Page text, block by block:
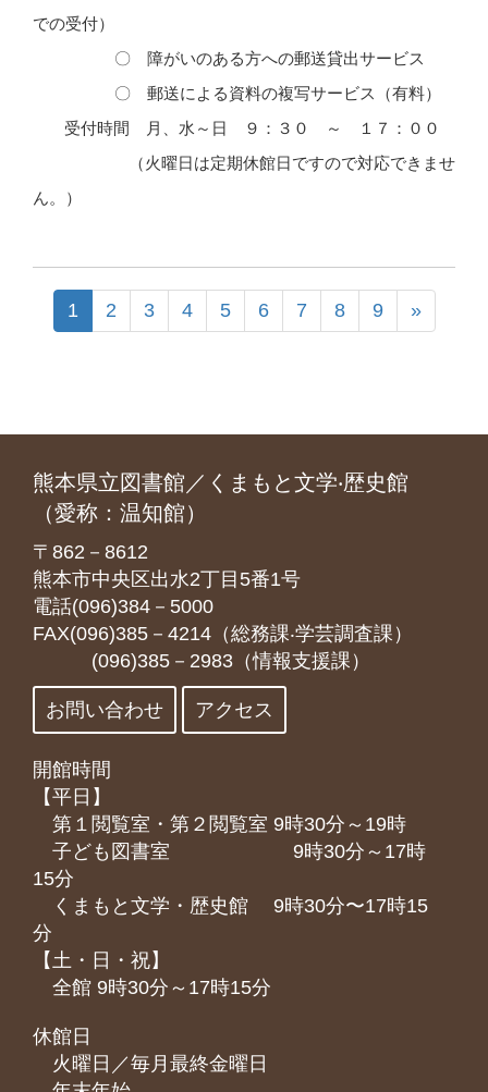
での受付）
〇 障がいのある方への郵送貸出サービス
〇 郵送による資料の複写サービス（有料）
受付時間 月、水～日 ９：３０ ～ １７：００
（火曜日は定期休館日ですので対応できませ
ん。）
1 2 3 4 5 6 7 8 9 »
熊本県立図書館／くまもと文学‧歴史館
（愛称：温知館）
〒862－8612
熊本市中央区出水2丁目5番1号
電話(096)384－5000
FAX(096)385－4214（総務課‧学芸調査課）
(096)385－2983（情報支援課）
お問い合わせ アクセス
開館時間
【平日】
第１閲覧室・第２閲覧室 9時30分～19時
子ども図書室 9時30分～17時
15分
くまもと⽂学・歴史館 9時30分〜17時15
分
【土・日・祝】
全館 9時30分～17時15分
休館日
火曜日／毎月最終金曜日